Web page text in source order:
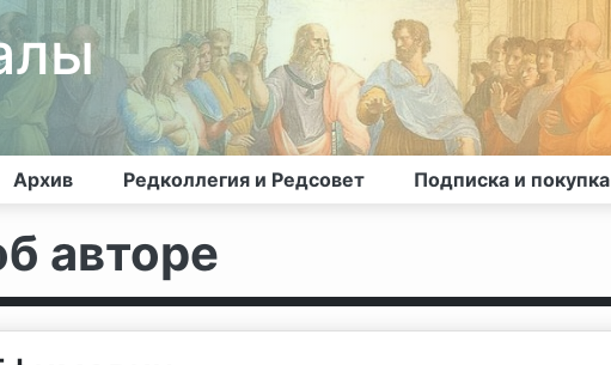
Архив Редколлегия и Редсовет Подписка и покупка
авторе